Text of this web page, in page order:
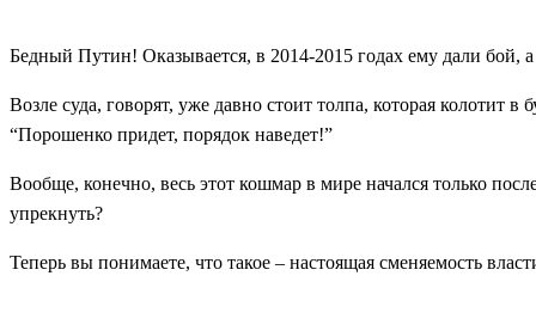
Бедный Путин! Оказывается, в 2014-2015 годах ему дали бой,
Возле суда, говорят, уже давно стоит толпа, которая
“Порошенко придет, порядок наведет!”
Вообще, конечно, весь этот кошмар в мире начался только
упрекнуть?
Теперь вы понимаете, что такое – настоящая сменяемость